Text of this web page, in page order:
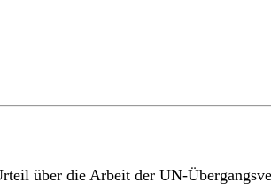
über die Arbeit der UN-